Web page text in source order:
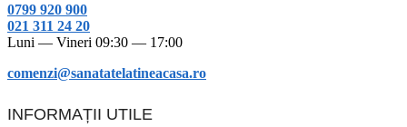
0799 920 900
021 311 24 20
Luni — Vineri 09:30 — 17:00
comenzi@sanatatelatineacasa.ro
INFORMAȚII UTILE